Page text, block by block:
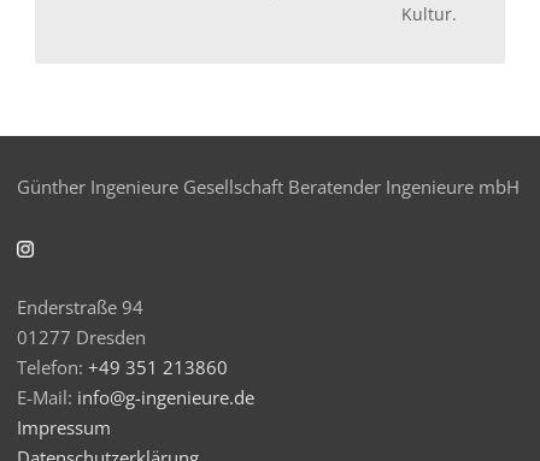
Kultur.
Günther Ingenieure Gesellschaft Beratender Ingenieure mbH
Enderstraße 94
01277 Dresden
Telefon: +49 351 213860
E-Mail: info@g-ingenieure.de
Impressum